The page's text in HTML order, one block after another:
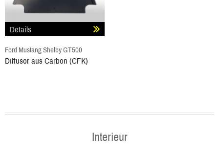
Details
Ford Mustang Shelby GT500
Diffusor aus Carbon (CFK)
Interieur